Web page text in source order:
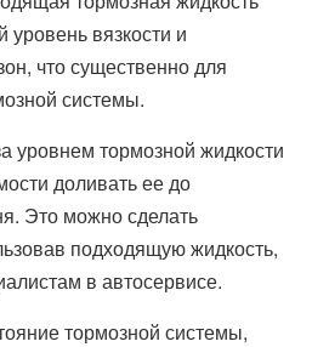
вязкости и
что существенно для
системы.
уровнем тормозной жидкости
доливать ее до
Это можно сделать
подходящую жидкость,
в автосервисе.
тормозной системы,